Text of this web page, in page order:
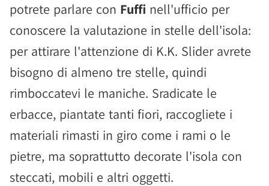
potrete parlare con Fuffi nell'ufficio per
conoscere la valutazione in stelle dell'isola:
per attirare l'attenzione di K.K. Slider avrete
bisogno di almeno tre stelle, quindi
rimboccatevi le maniche. Sradicate le
erbacce, piantate tanti fiori, raccogliete i
materiali rimasti in giro come i rami o le
pietre, ma soprattutto decorate l'isola con
steccati, mobili e altri oggetti.